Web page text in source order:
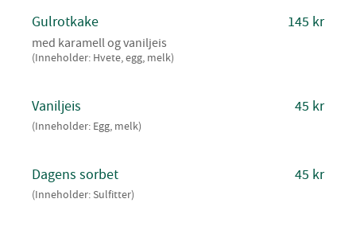
Gulrotkake
med karamell og vaniljeis
(Inneholder: Hvete, egg, melk)
145 kr
Vaniljeis
(Inneholder: Egg, melk)
45 kr
Dagens sorbet
(Inneholder: Sulfitter)
45 kr